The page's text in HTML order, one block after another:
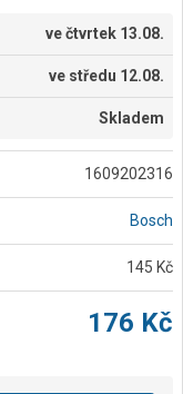
večtvrtek 13.08.
ve středu 12.08.
Skladem
1609202316
Bosch
145 Kč
176 Kč